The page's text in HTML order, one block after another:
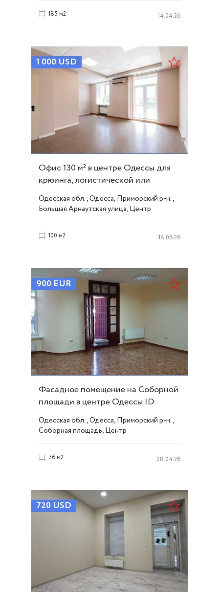
185 м2 14.04.26
1 000 USD
Офис 130 м² в центре Одессы для
крюинга, логистической или
юрфирмы ID 52501
Одесская обл., Одесса, Приморский р-н.,
Большая Арнаутская улица, Центр
100 м2 18.06.26
900 EUR
Фасадное помещение на Соборной
площади в центре Одессы ID
43827
Одесская обл., Одесса, Приморский р-н.,
Соборная площадь, Центр
76 м2 28.04.26
720 USD